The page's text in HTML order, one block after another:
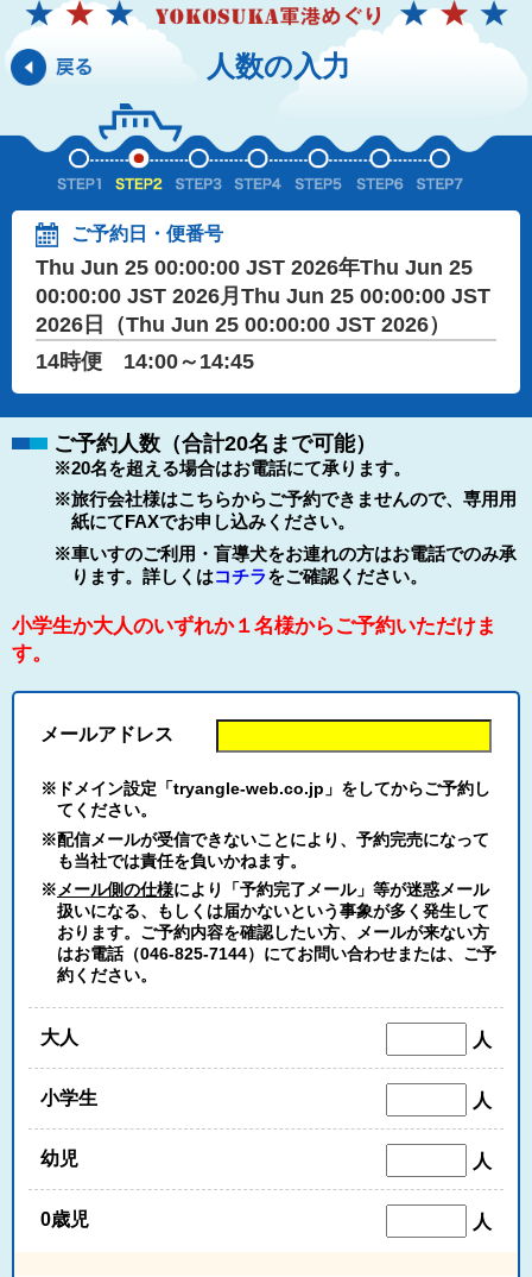
人数の入力
ご予約日・便番号
Thu Jun 25 00:00:00 JST 2026年Thu Jun 25
00:00:00 JST 2026月Thu Jun 25 00:00:00 JST
2026日（Thu Jun 25 00:00:00 JST 2026）
14時便 14:00～14:45
ご予約人数（合計20名まで可能）
※20名を超える場合はお電話にて承ります。
※旅行会社様はこちらからご予約できませんので、専用用
紙にてFAXでお申し込みください。
※車いすのご利用・盲導犬をお連れの方はお電話でのみ承
ります。詳しくはコチラをご確認ください。
小学生か大人のいずれか１名様からご予約いただけま
す。
メールアドレス
※ドメイン設定「tryangle-web.co.jp」をしてからご予約し
てください。
※配信メールが受信できないことにより、予約完売になって
も当社では責任を負いかねます。
※メール側の仕様により「予約完了メール」等が迷惑メール
扱いになる、もしくは届かないという事象が多く発生して
おります。ご予約内容を確認したい方、メールが来ない方
はお電話（046-825-7144）にてお問い合わせまたは、ご予
約ください。
大人 人
小学生 人
幼児 人
0歳児 人